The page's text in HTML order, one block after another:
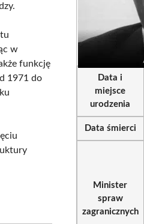
w
funkcję
1971 do
Data i
miejsce
urodzenia
Data śmierci
Minister
spraw
zagranicznych